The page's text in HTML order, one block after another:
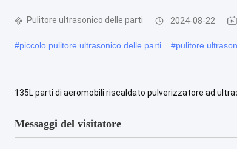
Pulitore ultrasonico delle parti 2024-08-22
#piccolo pulitore ultrasonico delle parti #pulitore
135L parti di aeromobili riscaldato pulverizzatore ad
Messaggi del visitatore